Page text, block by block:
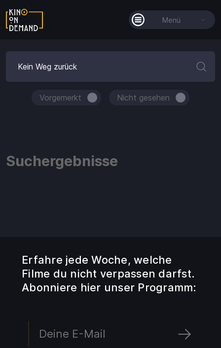
Menü
So funktioniert's
Einlösen
Vorgemerkt Nicht gesehen
Suchergebnisse
Erfahre jede Woche, welche
Filme du nicht verpassen darfst.
Abonniere hier unser Programm: